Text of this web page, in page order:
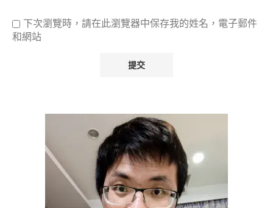
下次瀏覽時，請在此瀏覽器中保存我的姓名，電子郵件
和網站